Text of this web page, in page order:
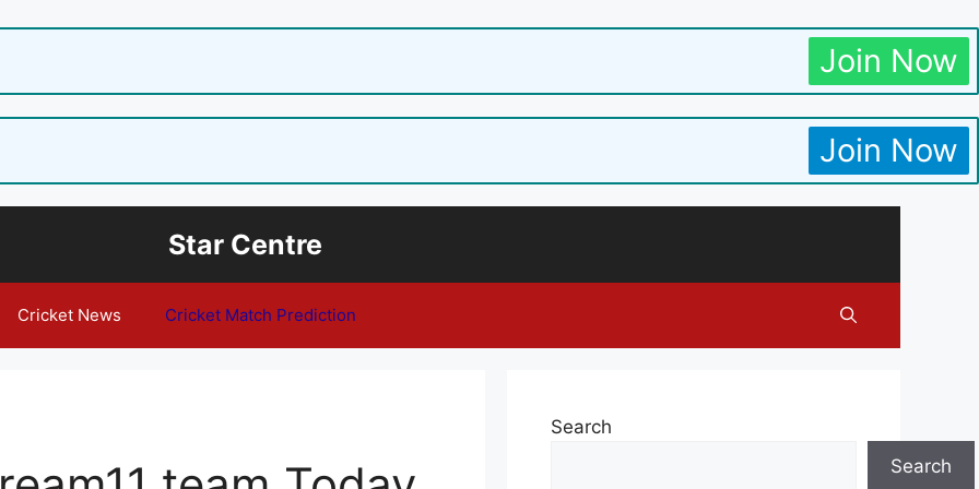
Join Now
Join Now
Star Centre
Cricket News Cricket Match Prediction
Search
Search